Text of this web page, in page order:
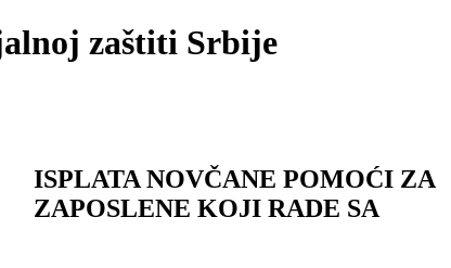
zaštiti Srbije
ISPLATA NOVČANE POMOĆI ZA
ZAPOSLENE KOJI RADE SA